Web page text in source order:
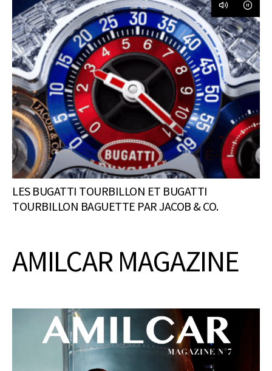
LES BUGATTI TOURBILLON ET BUGATTI
TOURBILLON BAGUETTE PAR JACOB & CO.
AMILCAR MAGAZINE